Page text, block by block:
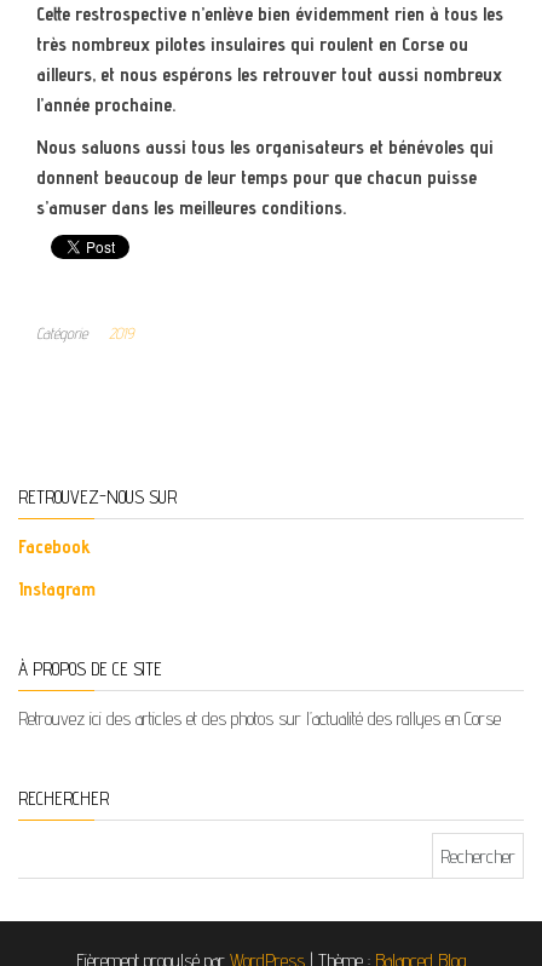
Cette restrospective n’enlève bien évidemment rien à tous les
très nombreux pilotes insulaires qui roulent en Corse ou
ailleurs, et nous espérons les retrouver tout aussi nombreux
l’année prochaine.
Nous saluons aussi tous les organisateurs et bénévoles qui
donnent beaucoup de leur temps pour que chacun puisse
s’amuser dans les meilleures conditions.
Catégorie 2019
RETROUVEZ-NOUS SUR
Facebook
Instagram
À PROPOS DE CE SITE
Retrouvez ici des articles et des photos sur l’actualité des rallyes en Corse
RECHERCHER
Fièrement propulsé par WordPress Thème : Balanced Blog